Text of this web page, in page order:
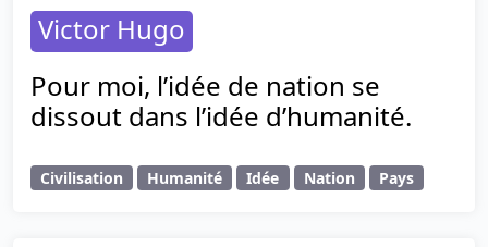
Victor Hugo
Pour moi, l’idée de nation se
dissout dans l’idée d’humanité.
Civilisation Humanité Idée Nation Pays